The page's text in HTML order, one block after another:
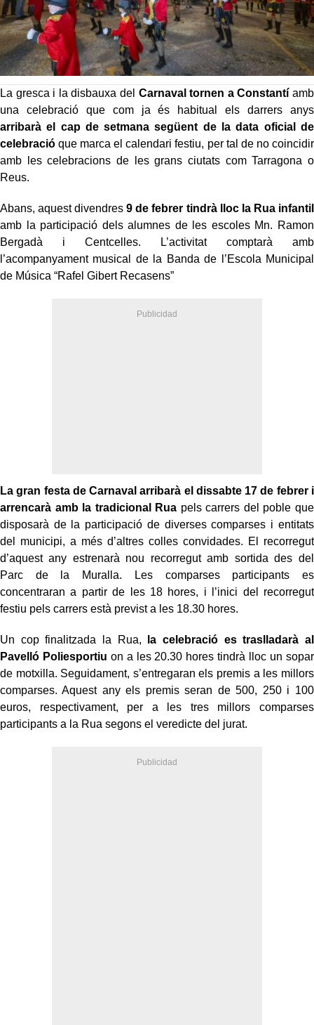
La gresca i la disbauxa del Carnaval tornen a Constantí amb
una celebració que com ja és habitual els darrers anys
arribarà el cap de setmana següent de la data oficial de
celebració que marca el calendari festiu, per tal de no coincidir
amb les celebracions de les grans ciutats com Tarragona o
Reus.
Abans, aquest divendres9 de febrer tindrà lloc la Rua infantil
amb la participació dels alumnes de les escoles Mn. Ramon
Bergadà i Centcelles. L’activitat comptarà amb
l’acompanyament musical de la Banda de l’Escola Municipal
de Música “Rafel Gibert Recasens”
La gran festa de Carnaval arribarà el dissabte 17 de febrer i
arrencarà amb la tradicional Rua pels carrers del poble que
disposarà de la participació de diverses comparses i entitats
del municipi, a més d’altres colles convidades. El recorregut
d’aquest any estrenarà nou recorregut amb sortida des del
Parc de la Muralla. Les comparses participants es
concentraran a partir de les 18 hores, i l’inici del recorregut
festiu pels carrers està previst a les 18.30 hores.
Un cop finalitzada la Rua,
la celebració es traslladarà al
Pavelló Poliesportiu on a les 20.30 hores tindrà lloc un sopar
de motxilla. Seguidament, s’entregaran els premis a les millors
comparses. Aquest any els premis seran de 500, 250 i 100
euros, respectivament, per a les tres millors comparses
participants a la Rua segons el veredicte del jurat.